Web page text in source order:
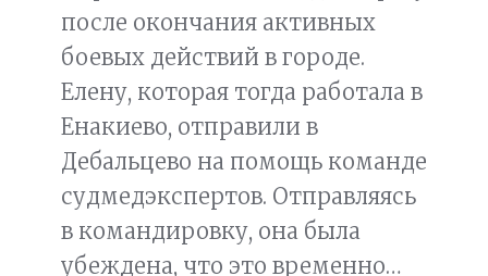
после окончания активных
боевых действий в городе.
Елену, которая тогда работала в
Енакиево, отправили в
Дебальцево на помощь команде
судмедэкспертов. Отправляясь
в командировку, она была
убеждена, что это временно…